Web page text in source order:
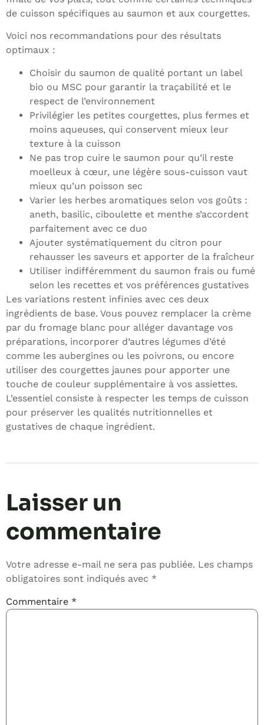
de cuisson spécifiques au saumon et aux courgettes.
Voici nos recommandations pour des résultats
optimaux :
Choisir du saumon de qualité portant un label
bio ou MSC pour garantir la traçabilité et le
respect de l’environnement
Privilégier les petites courgettes, plus fermes et
moins aqueuses, qui conservent mieux leur
texture à la cuisson
Ne pas trop cuire le saumon pour qu’il reste
moelleux à cœur, une légère sous-cuisson vaut
mieux qu’un poisson sec
Varier les herbes aromatiques selon vos goûts :
aneth, basilic, ciboulette et menthe s’accordent
parfaitement avec ce duo
Ajouter systématiquement du citron pour
rehausser les saveurs et apporter de la fraîcheur
Utiliser indifféremment du saumon frais ou fumé
selon les recettes et vos préférences gustatives
Les variations restent infinies avec ces deux
ingrédients de base. Vous pouvez remplacer la crème
par du fromage blanc pour alléger davantage vos
préparations, incorporer d’autres légumes d’été
comme les aubergines ou les poivrons, ou encore
utiliser des courgettes jaunes pour apporter une
touche de couleur supplémentaire à vos assiettes.
L’essentiel consiste à respecter les temps de cuisson
pour préserver les qualités nutritionnelles et
gustatives de chaque ingrédient.
Laisser un
commentaire
Votre adresse e-mail ne sera pas publiée. Les champs
obligatoires sont indiqués avec *
Commentaire *